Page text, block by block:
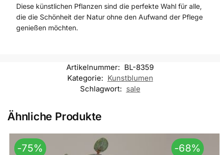
Diese künstlichen Pflanzen sind die perfekte Wahl für alle,
die die Schönheit der Natur ohne den Aufwand der Pflege
genießen möchten.
Artikelnummer: BL-8359
Kategorie: Kunstblumen
Schlagwort: sale
Ähnliche Produkte
-75% -68%